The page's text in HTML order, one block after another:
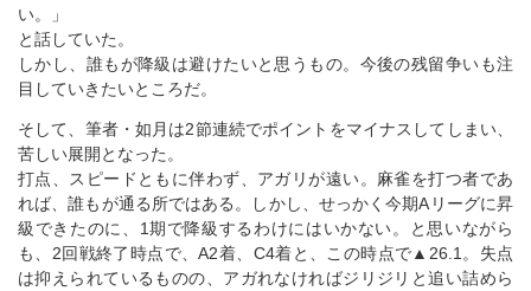
い。」
と話していた。
しかし、誰もが降級は避けたいと思うもの。今後の残留争いも注
目していきたいところだ。
そして、筆者・如月は2節連続でポイントをマイナスしてしまい、
苦しい展開となった。
打点、スピードともに伴わず、アガリが遠い。麻雀を打つ者であ
れば、誰もが通る所ではある。しかし、せっかく今期Aリーグに昇
級できたのに、1期で降級するわけにはいかない。と思いながら
も、2回戦終了時点で、A2着、C4着と、この時点で▲26.1。失点
は抑えられているものの、アガれなければジリジリと追い詰めら